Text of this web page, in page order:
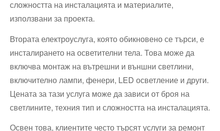
сложността на инсталацията и материалите,
използвани за проекта.
Втората електроуслуга, която обикновено се търси, е
инсталирането на осветителни тела. Това може да
включва монтаж на вътрешни и външни светлини,
включително лампи, фенери, LED осветление и други.
Цената за тази услуга може да зависи от броя на
светлините, техния тип и сложността на инсталацията.
Освен това, клиентите често търсят услуги за ремонт